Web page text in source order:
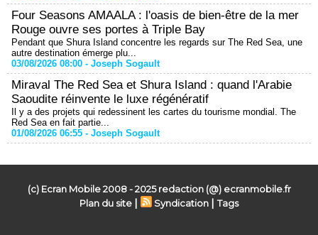
Four Seasons AMAALA : l'oasis de bien-être de la mer
Rouge ouvre ses portes à Triple Bay
Pendant que Shura Island concentre les regards sur The Red Sea, une
autre destination émerge plu...
03/08/2026 08:00 - Joseph Sogault
Miraval The Red Sea et Shura Island : quand l'Arabie
Saoudite réinvente le luxe régénératif
Il y a des projets qui redessinent les cartes du tourisme mondial. The
Red Sea en fait partie...
01/08/2026 06:55 - Joseph Sogault
(c) Ecran Mobile 2008 - 2025 redaction (@) ecranmobile.fr
Plan du site | Syndication |Tags